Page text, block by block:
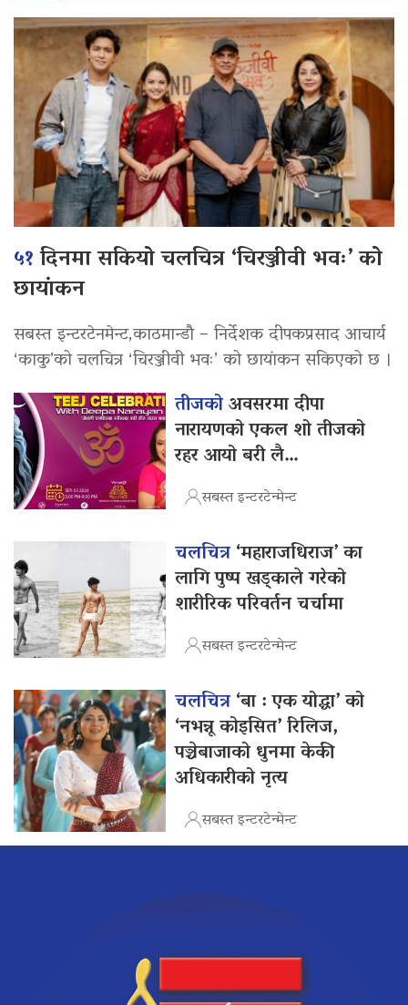
५१दिनमा सकियो चलचित्र ‘चिरञ्जीवी भवः’ को
छायांकन
सबस्त इन्टरटेनमेन्ट,काठमान्डौ – निर्देशक दीपकप्रसाद आचार्य
‘काकु’को चलचित्र ‘चिरञ्जीवी भवः’ को छायांकन सकिएको छ ।
तीजकोअवसरमा दीपा
नारायणको एकल शो तीजको
रहर आयो बरी लै…
सबस्त इन्टरटेन्मेन्ट
चलचित्र‘महाराजधिराज’ का
लागि पुष्प खड्काले गरेको
शारीरिक परिवर्तन चर्चामा
सबस्त इन्टरटेन्मेन्ट
चलचित्र‘बा : एक योद्धा’ को
‘नभन्नू कोइसित’ रिलिज,
पञ्चेबाजाको धुनमा केकी
अधिकारीको नृत्य
सबस्त इन्टरटेन्मेन्ट